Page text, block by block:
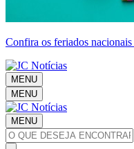
Confira os feriados
MENU
MENU
MENU